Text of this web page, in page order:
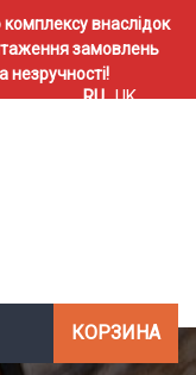
внаслідок
замовлень
незручності!
КОРЗИНА
RU UK